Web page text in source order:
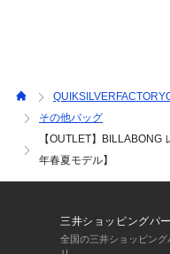
その他バッグ
【OUTLET】
年春夏モデル】
三井ショッピングパ
全国の三井ショッピン